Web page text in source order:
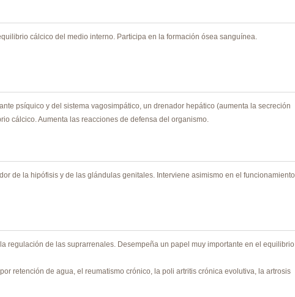
cálcico del medio interno. Participa en la formación ósea sanguínea.
psíquico y del sistema vagosimpático, un drenador hepático (aumenta la secreción
cálcico. Aumenta las reacciones de defensa del organismo.
de la hipófisis y de las glándulas genitales. Interviene asimismo en el funcionamiento
regulación de las suprarrenales. Desempeña un papel muy importante en el equilibrio
retención de agua, el reumatismo crónico, la poli artritis crónica evolutiva, la artrosis